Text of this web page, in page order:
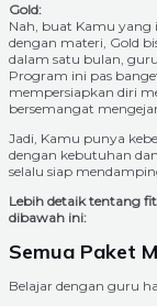
Gold:
Nah, buat Kamu
dengan materi, Gold
dalam satu bulan,
Program ini pas
mempersiapkan diri
bersemangat
Jadi, Kamu punya
dengan kebutuhan
selalu siap
Lebih detaik tentang
dibawah ini:
Semua Paket
Belajar dengan guru